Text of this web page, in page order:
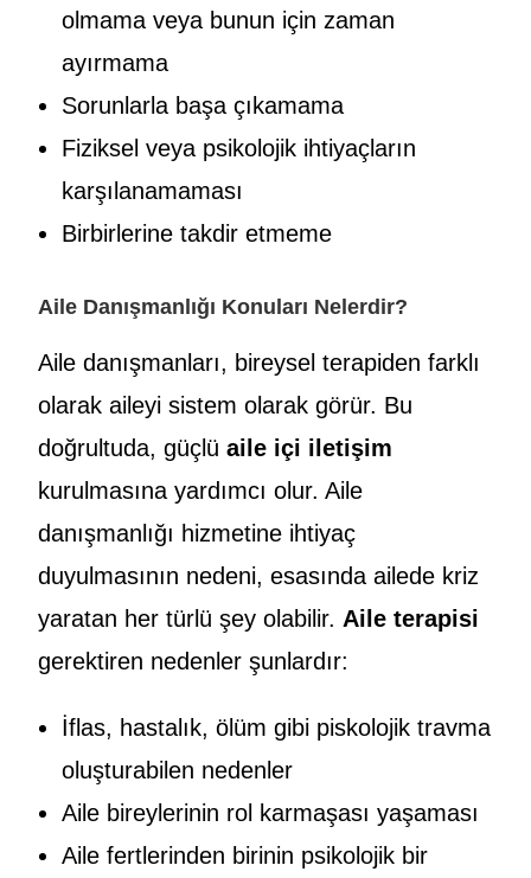
olmama veya bunun için zaman
ayırmama
Sorunlarla başa çıkamama
Fiziksel veya psikolojik ihtiyaçların
karşılanamaması
Birbirlerine takdir etmeme
Aile Danışmanlığı Konuları Nelerdir?
Aile danışmanları, bireysel terapiden farklı
olarak aileyi sistem olarak görür. Bu
doğrultuda, güçlüaile içi iletişim
kurulmasına yardımcı olur. Aile
danışmanlığı hizmetine ihtiyaç
duyulmasının nedeni, esasında ailede kriz
yaratan her türlü şey olabilir. Aile terapisi
gerektiren nedenler şunlardır:
İflas, hastalık, ölüm gibi piskolojik travma
oluşturabilen nedenler
Aile bireylerinin rol karmaşası yaşaması
Aile fertlerinden birinin psikolojik bir